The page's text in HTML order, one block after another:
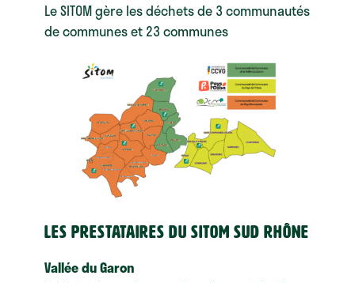
Le SITOM gère les déchets de 3 communautés
de communes et 23 communes
Les prestataires du SITOM Sud Rhône
Vallée du Garon